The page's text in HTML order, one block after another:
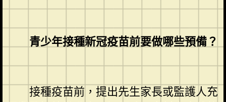
青少年接種新冠疫苗前要做哪些預備？
接種疫苗前，提出先生家長或監護人充